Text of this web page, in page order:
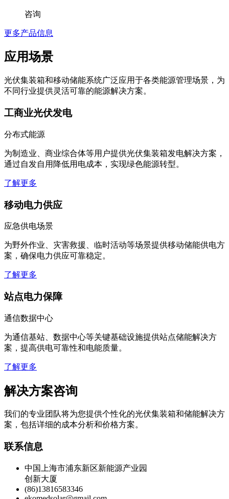
咨询
更多产品信息
应用场景
光伏集装箱和移动储能系统广泛应用于各类能源管理场景，为
不同行业提供灵活可靠的能源解决方案。
工商业光伏发电
分布式能源
为制造业、商业综合体等用户提供光伏集装箱发电解决方案，
通过自发自用降低用电成本，实现绿色能源转型。
了解更多
移动电力供应
应急供电场景
为野外作业、灾害救援、临时活动等场景提供移动储能供电方
案，确保电力供应可靠稳定。
了解更多
站点电力保障
通信数据中心
为通信基站、数据中心等关键基础设施提供站点储能解决方
案，提高供电可靠性和电能质量。
了解更多
解决方案咨询
我们的专业团队将为您提供个性化的光伏集装箱和储能解决方
案，包括详细的成本分析和价格方案。
联系信息
中国上海市浦东新区新能源产业园
创新大厦
(86)13816583346